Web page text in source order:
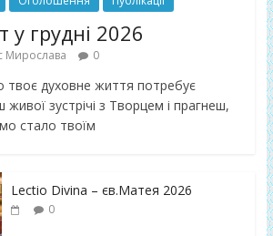
грудні 2026
Мирослава 0
твоє духовне життя потребує
зустрічі з Творцем і прагнеш,
стало твоїм
Lectio Divina – єв.Матея 2026
0